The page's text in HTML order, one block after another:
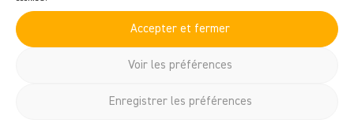
Accepter et fermer
Voir les préférences
Enregistrer les préférences
Droit dâ€™accÃ¨sÂ : vous avez le droit dâ€™accÃ©der
Ã vos donnÃ©es personnelles que nous connaissons.
Droit de rectificationÂ : vous avez le droit Ã tout moment
donnÃ©es personnelles.